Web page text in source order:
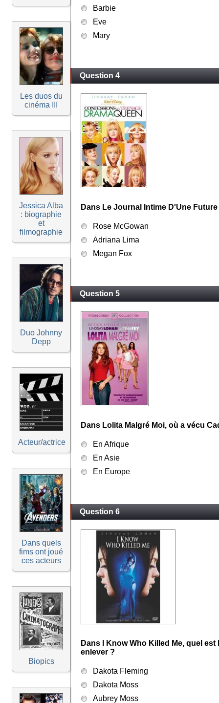
Les duos du
cinéma III
Jessica Alba
: biographie
et
filmographie
Duo Johnny
Depp
Acteur/actrice
Dans quels
fims ont joué
ces acteurs
Biopics
Barbie
Eve
Mary
Question 4
Dans Le Journal Intime D'Une
Rose McGowan
Adriana Lima
Megan Fox
Question 5
Dans Lolita Malgré Moi, où a vécu
En Afrique
En Asie
En Europe
Question 6
Dans I Know Who Killed Me, quel
enlever ?
Dakota Fleming
Dakota Moss
Aubrey Moss